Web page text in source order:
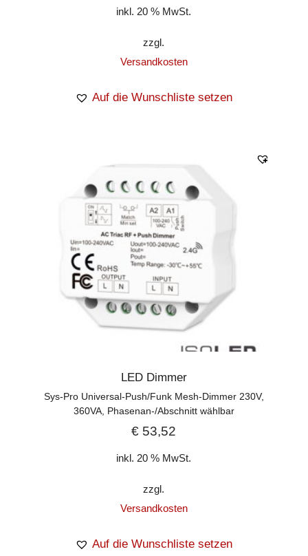
inkl. 20 % MwSt.
zzgl.
Versandkosten
Auf die Wunschliste setzen
LED Dimmer
Sys-Pro Universal-Push/Funk Mesh-Dimmer 230V,
360VA, Phasenan-/Abschnitt wählbar
€ 53,52
inkl. 20 % MwSt.
zzgl.
Versandkosten
Auf die Wunschliste setzen